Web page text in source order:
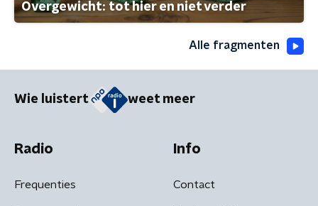
Overgewicht: tot hier en niet verder
Alle fragmenten
Wie luistert weet meer
Radio
Frequenties
Info
Contact